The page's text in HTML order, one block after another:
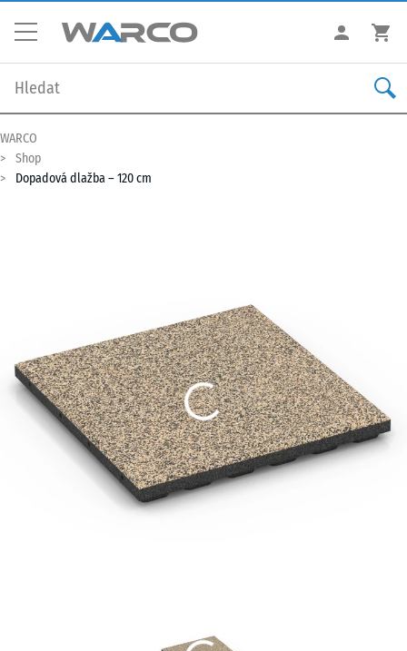
WARCO
Shop
Dopadová dlažba – 120 cm